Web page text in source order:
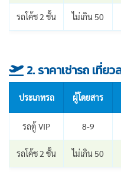
รถโค้ช 2 ชั้น ไม่เกิน 50
2. ราคาเช่ารถ เที่ย
ประเภทรถ ผู้โดยสาร
รถตู้ VIP 8-9
รถโค้ช 2 ชั้น ไม่เกิน 50